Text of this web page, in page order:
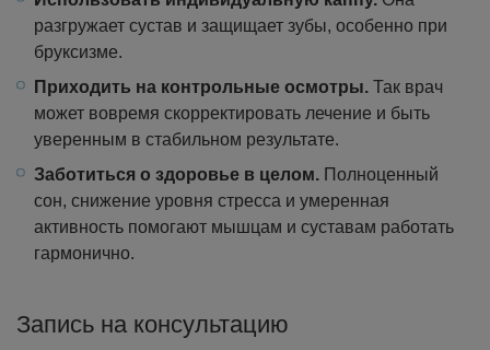
разгружает сустав и защищает зубы, особенно при
бруксизме.
Приходить на контрольные осмотры. Так врач
может вовремя скорректировать лечение и быть
уверенным в стабильном результате.
Заботиться о здоровье в целом. Полноценный
сон, снижение уровня стресса и умеренная
активность помогают мышцам и суставам работать
гармонично.
Запись на консультацию